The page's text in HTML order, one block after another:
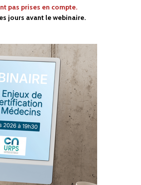
pas prises en compte.
jours avant le webinaire.